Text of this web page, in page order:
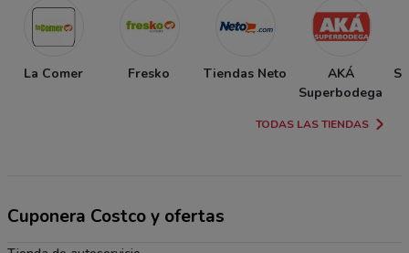
La Comer Fresko Tiendas Neto
AKÁ
Superbodega
TODAS LAS TIENDAS
Cuponera Costco y ofertas